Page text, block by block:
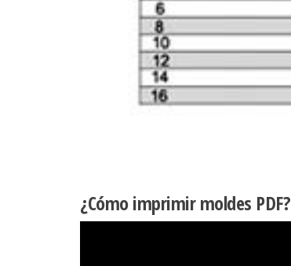
¿Cómo imprimir moldes PDF?